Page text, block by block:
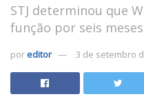
STJ determinou que
função por seis meses
por editor 3 de setembro